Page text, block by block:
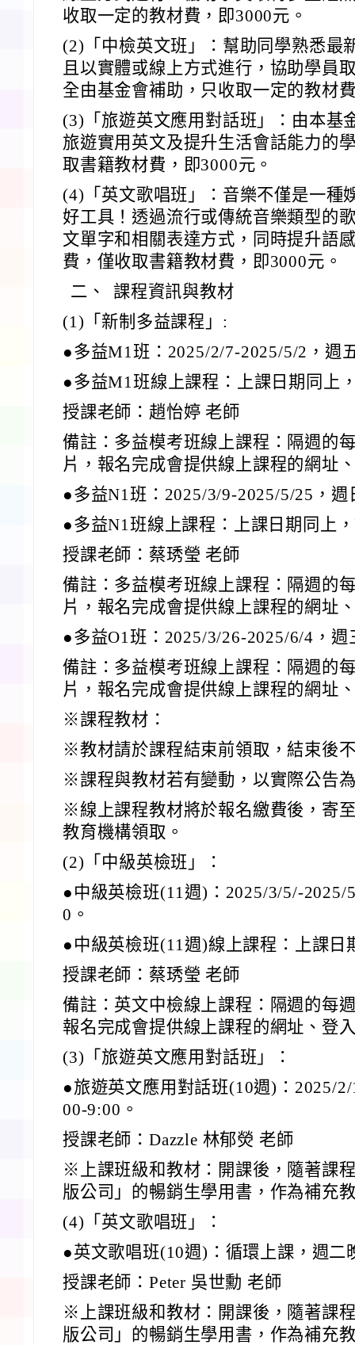
收取一定的教材費，即3000元。
(2)「中檢英文班」：幫助同學熟悉最
且以實體或線上方式進行，協助學員
全由基金會補助，只收取一定的教材
(3)「旅遊英文應用對話班」：由本基
旅遊實用英文及提升生活會話能力的
取書籍教材費，即3000元。
(4)「英文歌唱班」：音樂不僅是一種
好工具！透過流行或傳統音樂類型的
文單字和相關表達方式，同時提升語
費，僅收取書籍教材費，即3000元。
二、
課程資訊與教材
(1)「新制多益課程」:
●多益M1班：2025/2/7-2025/5/2，週
●多益M1班線上課程：上課日期同上
授課老師：趙怡婷 老師
備註：多益模考班線上課程：隔週的
片，報名完成會提供線上課程的網址
●多益N1班：2025/3/9-2025/5/25，
●多益N1班線上課程：上課日期同上
授課老師：蔡琇瑩 老師
備註：多益模考班線上課程：隔週的
片，報名完成會提供線上課程的網址
●多益O1班：2025/3/26-2025/6/4，週
備註：多益模考班線上課程：隔週的
片，報名完成會提供線上課程的網址
※課程教材：
※教材請於課程結束前領取，結束後
※課程與教材若有變動，以實際公告
※線上課程教材將於報名繳費後，寄
教育機構領取。
(2)「中級英檢班」：
●中級英檢班(11週)：2025/3/5/-2025/
0。
●中級英檢班(11週)線上課程：上課日
授課老師：蔡琇瑩 老師
備註：英文中檢線上課程：隔週的每
報名完成會提供線上課程的網址、登
(3)「旅遊英文應用對話班」：
●旅遊英文應用對話班(10週)：2025/
00-9:00。
授課老師：Dazzle 林郁熒 老師
※上課班級和教材：開課後，隨著課
版公司」的暢銷生學用書，作為補充
(4)「英文歌唱班」：
●英文歌唱班(10週)：循環上課，週二
授課老師：Peter 吳世勳 老師
※上課班級和教材：開課後，隨著課
版公司」的暢銷生學用書，作為補充